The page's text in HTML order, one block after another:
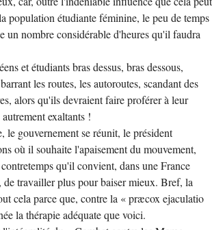
population étudiante féminine, le peu de temps
un nombre considérable d'heures qu'il faudra
et étudiants bras dessus, bras dessous,
les routes, les autoroutes, scandant des
alors qu'ils devraient faire proférer à leur
exaltants !
le gouvernement se réunit, le président
où il souhaite l'apaisement du mouvement,
qu'il convient, dans une France
de travailler plus pour baiser mieux. Bref, la
cela parce que, contre la « præcox ejaculatio
la thérapie adéquate que voici.